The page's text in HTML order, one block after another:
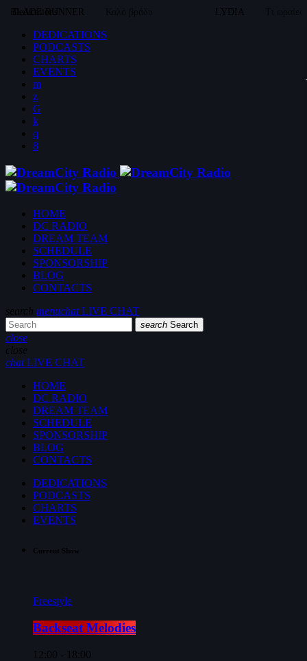
Dedications
BLADE RUNNER LYDIA
DEDICATIONS
PODCASTS
CHARTS
EVENTS
HOME
DC RADIO
DREAM TEAM
SCHEDULE
SPONSORSHIP
BLOG
CONTACTS
search menuchatLIVE CHAT
search Search
close
close
chatLIVE CHAT
HOME
DC RADIO
DREAM TEAM
SCHEDULE
SPONSORSHIP
BLOG
CONTACTS
DEDICATIONS
PODCASTS
CHARTS
EVENTS
Current Show
Freestyle
Backseat Melodies
12:00 - 18:00